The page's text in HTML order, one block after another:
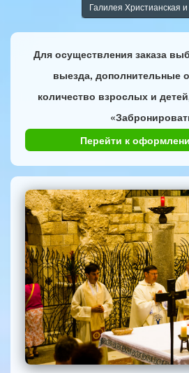
Галилея Христианская
Для осуществления заказа
выезда, дополнительные
количество взрослых и
Перейти к